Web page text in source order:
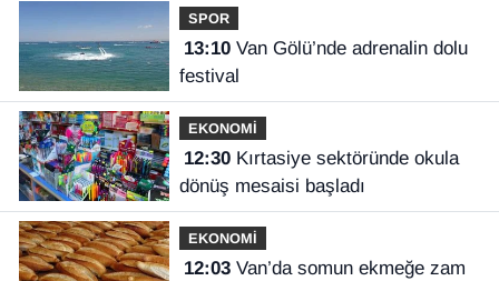
SPOR
13:10Van Gölü’nde adrenalin dolu
festival
EKONOMİ
12:30Kırtasiye sektöründe okula
dönüş mesaisi başladı
EKONOMİ
12:03Van’da somun ekmeğe zam